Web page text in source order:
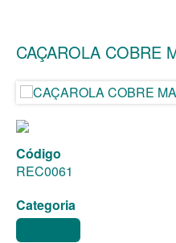
CAÇAROLA COBRE
Código
REC0061
Categoria